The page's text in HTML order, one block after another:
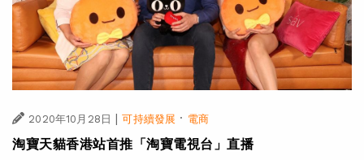
2020年10月28日 | 可持續發展 · 電商
淘寶天貓香港站首推「淘寶電視台」直播